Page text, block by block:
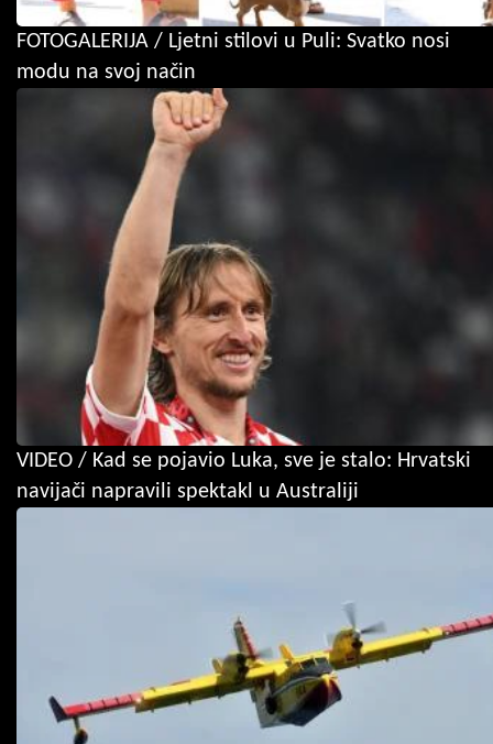
FOTOGALERIJA / Ljetni stilovi u Puli: Svatko nosi
modu na svoj način
VIDEO / Kad se pojavio Luka, sve je stalo: Hrvatski
navijači napravili spektakl u Australiji